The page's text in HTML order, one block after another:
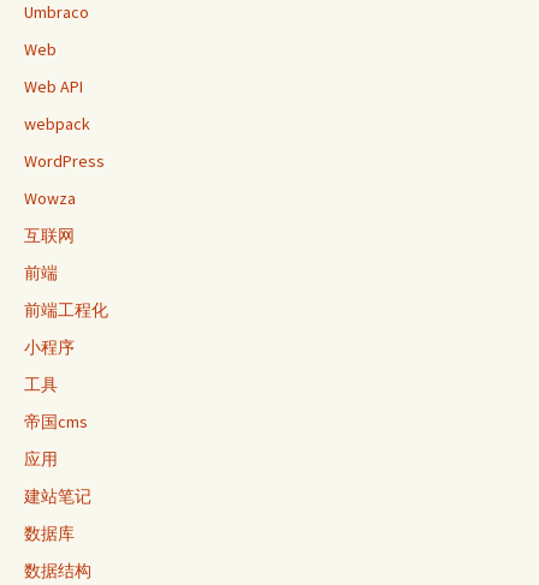
Umbraco
Web
Web API
webpack
WordPress
Wowza
互联网
前端
前端工程化
小程序
工具
帝国cms
应用
建站笔记
数据库
数据结构